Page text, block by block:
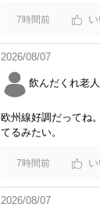
7時間前
2026/08/07
飲んだくれ老人
欧州線好調だってね
てるみたい。
7時間前
2026/08/07